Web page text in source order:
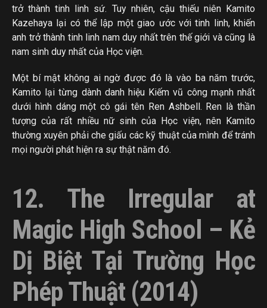
trở thành tinh linh sứ. Tuy nhiên, cậu thiếu niên Kamito
Kazehaya lại có thể lập một giao ước với tinh linh, khiến
anh trở thành tinh linh nam duy nhất trên thế giới và cũng là
nam sinh duy nhất của Học viện.
Một bí mật không ai ngờ được đó là vào ba năm trước,
Kamito lại từng dành danh hiệu Kiếm vũ công mạnh nhất
dưới hình dáng một cô gái tên Ren Ashbell. Ren là thần
tượng của rất nhiều nữ sinh của Học viện, nên Kamito
thường xuyên phải che giấu các kỹ thuật của mình để tránh
mọi người phát hiện ra sự thật năm đó.
12. The Irregular at
Magic High School – Kẻ
Dị Biệt Tại Trường Học
Phép Thuật (2014)